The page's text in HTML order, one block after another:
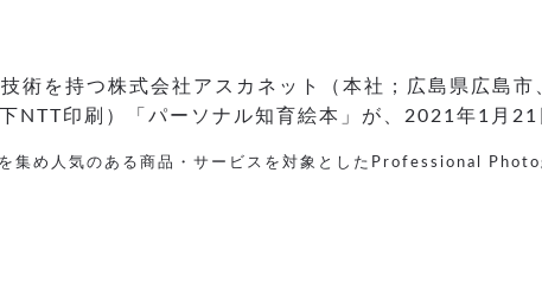
術を持つ株式会社アスカネット（本社；広島県広島
NTT印刷）「パーソナル知育絵本」が、2021年1月
集め人気のある商品・サービスを対象としたProfessional